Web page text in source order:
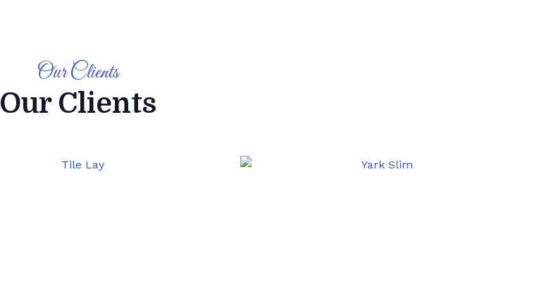
Our Clients
Our Clients